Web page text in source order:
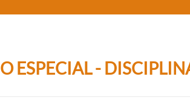
ESPECIAL -